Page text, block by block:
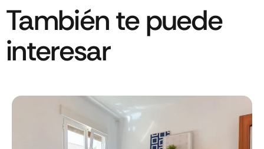
También te puede
interesar